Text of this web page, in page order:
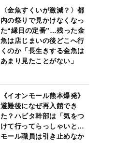
〈金魚すくいが激減？〉都
内の祭りで見かけなくなっ
た“縁日の定番”…残った金
魚は店じまいの後どこへ行
くのか「長生きする金魚は
あまり見たことがない」
《イオンモール熊本爆発》
避難後になぜ再入館でき
た？ハビタ幹部は「気をつ
けて行ってらっしゃいと…
モール職員は引き止めなか